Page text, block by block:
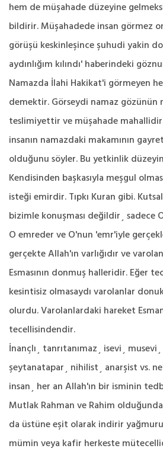
hem de müşahade düzeyine
bildirir. Müşahadede insan görmez
görüşü keskinleşince şuhudi yakin
aydınlığım kılındı' haberindeki
Namazda İlahi Hakikat'i görmeyen
demektir. Görseydi namaz gözünün
teslimiyettir ve müşahade
insanın namazdaki makamının
olduğunu söyler. Bu yetkinlik
Kendisinden başkasıyla meşgul
isteği emirdir. Tıpkı Kuran gibi.
bizimle konuşması değildir¸ sadece
O emreder ve O'nun 'emr'iyle
gerçekte Allah'ın varlığıdır ve
Esmasının donmuş halleridir. Eğer
kesintisiz olmasaydı varolanlar
olurdu. Varolanlardaki hareket
tecellisindendir.
İnançlı¸ tanrıtanımaz¸ isevi¸
şeytanatapar¸ nihilist¸ anarşist vs.
insan¸ her an Allah'ın bir isminin
Mutlak Rahman ve Rahim
da üstüne eşit olarak indirir
mümin veya kafir herkeste